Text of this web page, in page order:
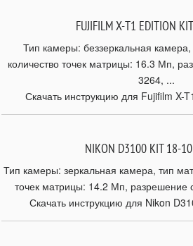
FUJIFILM X-T1 EDITION
Тип камеры: беззеркальная
количество точек матрицы: 16.3 Мп,
3264, ...
Скачать инструкцию для Fujifilm X-
NIKON D3100 KIT 18-
Тип камеры: зеркальная камера, тип
точек матрицы: 14.2 Мп, разрешение
Скачать инструкцию для Nikon